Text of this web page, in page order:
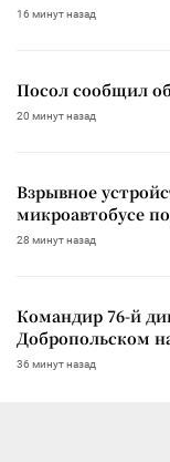
16 минут назад
Посол сообщил
20 минут назад
Взрывное
микроавтобусе
28 минут назад
Командир 76-й
Добропольском
36 минут назад